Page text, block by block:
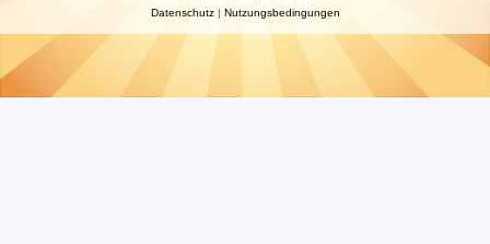
Datenschutz| Nutzungsbedingungen